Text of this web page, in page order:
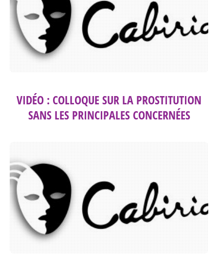
VIDÉO : COLLOQUE SUR LA PROSTITUTION
SANS LES PRINCIPALES CONCERNÉES